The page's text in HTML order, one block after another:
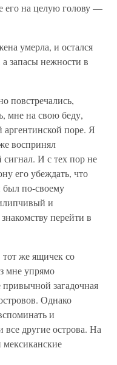
на целую голову —
умерла, и остался
запасы нежности в
повстречались,
мне на свою беду,
поре. Я
воспринял
И с тех пор не
его убеждать, что
по-своему
и
перейти в
же ящичек со
мне упрямо
загадочная
Однако
и
другие острова. На
мексиканские